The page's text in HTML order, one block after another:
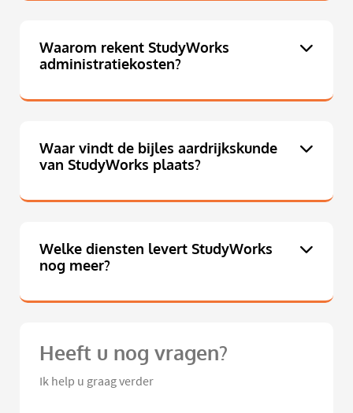
Waarom rekent StudyWorks
administratiekosten?
Waar vindt de bijles aardrijkskunde
van StudyWorks plaats?
Welke diensten levert StudyWorks
nog meer?
Heeft u nog vragen?
Ik help u graag verder